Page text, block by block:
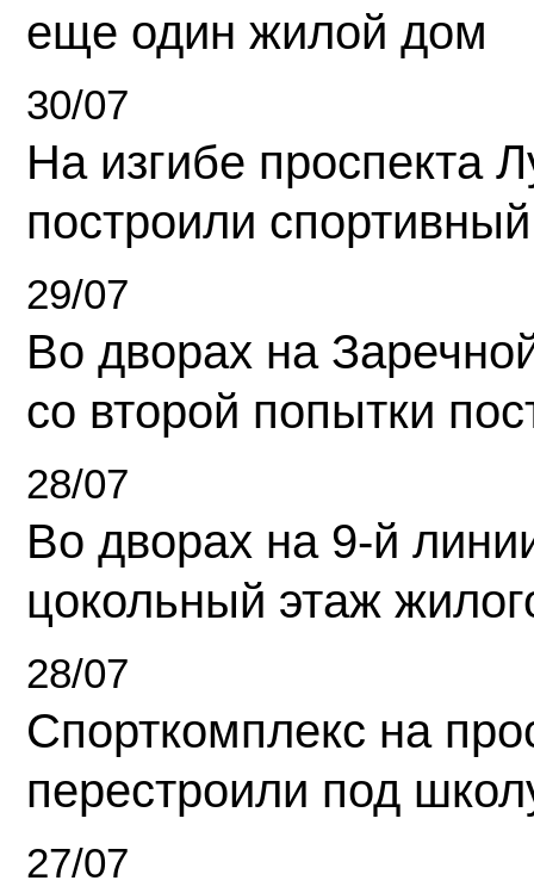
еще один жилой дом
30/07
На изгибе проспекта
построили
29/07
Во дворах на
со второй попытки
28/07
Во дворах на 9-й
цокольный этаж
28/07
Спорткомплекс на
перестроили под
27/07